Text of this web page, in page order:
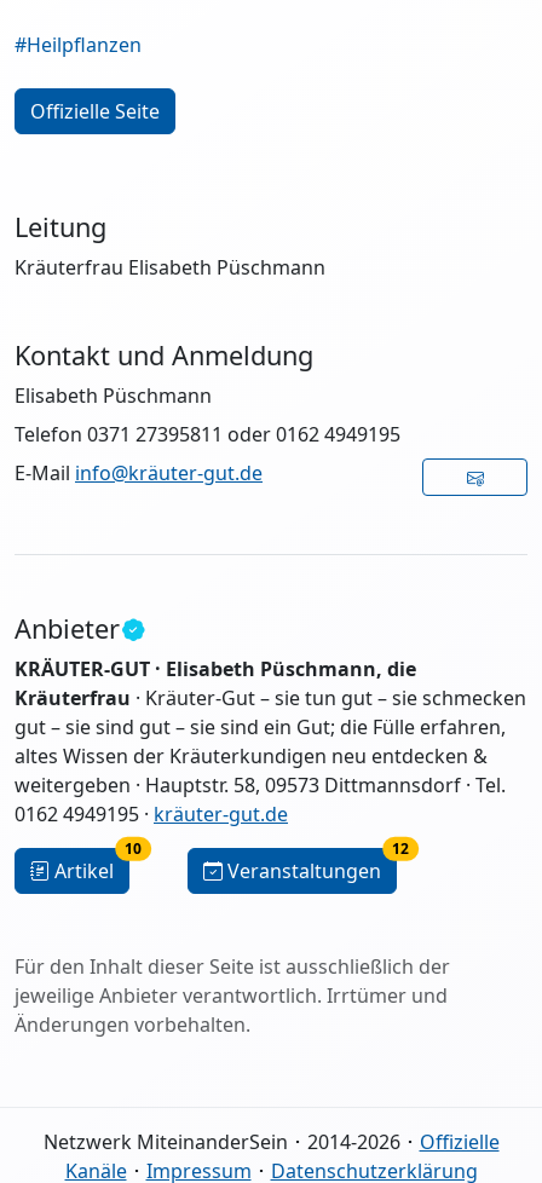
#Heilpflanzen
Offizielle Seite
Leitung
Kräuterfrau Elisabeth Püschmann
Kontakt und Anmeldung
Elisabeth Püschmann
Telefon 0371 27395811 oder 0162 4949195
E-Mail info@kräuter-gut.de
Anbieter
KRÄUTER-GUT · Elisabeth Püschmann, die
Kräuterfrau · Kräuter-Gut – sie tun gut – sie schmecken
gut – sie sind gut – sie sind ein Gut; die Fülle erfahren,
altes Wissen der Kräuterkundigen neu entdecken &
weitergeben · Hauptstr. 58, 09573 Dittmannsdorf · Tel.
0162 4949195 · kräuter-gut.de
Artikel
10
Veranstaltungen
12
Für den Inhalt dieser Seite ist ausschließlich der
jeweilige Anbieter verantwortlich. Irrtümer und
Änderungen vorbehalten.
Netzwerk MiteinanderSein ･ 2014-2026 ･ Offizielle
Kanäle･ Impressum ･ Datenschutzerklärung